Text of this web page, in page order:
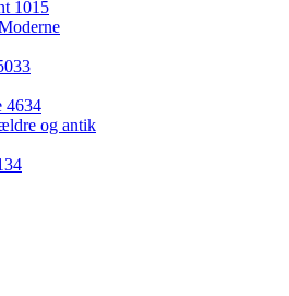
1015
4634
og antik